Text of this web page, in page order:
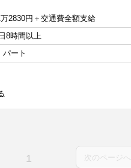
2830円＋交通費全額支給
8時間以上
パート
1 次のページへ